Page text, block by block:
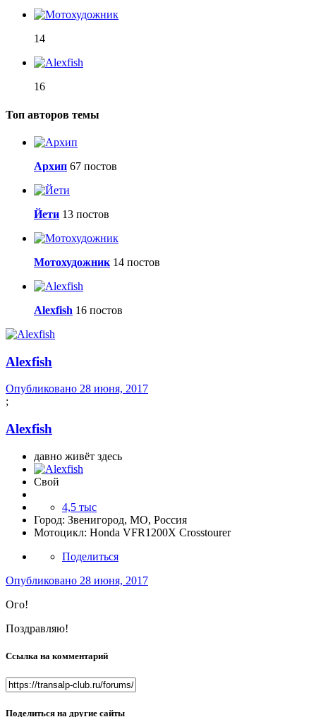
14
16
Топ авторов темы
Архип 67 постов
Йети 13 постов
Мотохудожник 14 постов
Alexfish 16 постов
Alexfish
Опубликовано 28 июня, 2017
;
Alexfish
давно живёт здесь
Свой
4,5 тыс
Город: Звенигород, МО, Россия
Мотоцикл: Honda VFR1200X Crosstourer
Поделиться
Опубликовано 28 июня, 2017
Ого!
Поздравляю!
Ссылка на комментарий
Поделиться на другие сайты